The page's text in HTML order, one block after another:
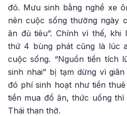
đó. Mưu sinh bằng nghề xe
nên cuộc sống thường ngày
ăn đủ tiêu”. Chính vì thế, khi
thứ 4 bùng phát cũng là lúc
cuộc sống. “Nguồn tiền tích
sinh nhai” bị tạm dừng vì
đó phí sinh hoạt như tiền
tiền mua đồ ăn, thức uống thì
Thái than thở.